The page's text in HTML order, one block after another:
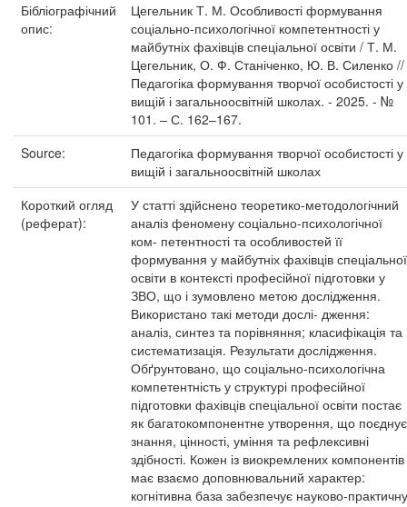
Бібліографічний
опис:
Цегельник Т. М. Особливості формування
соціально-психологічної компетентності у
майбутніх фахівців спеціальної освіти / Т. М.
Цегельник, О. Ф. Станіченко, Ю. В. Силенко //
Педагогіка формування творчої особистості у
вищій і загальноосвітній школах. - 2025. - №
101. – С. 162–167.
Source:
Педагогіка формування творчої особистості у
вищій і загальноосвітній школах
Короткий огляд
(реферат):
У статті здійснено теоретико-методологічний
аналіз феномену соціально-психологічної
ком- петентності та особливостей її
формування у майбутніх фахівців спеціальної
освіти в контексті професійної підготовки у
ЗВО, що і зумовлено метою дослідження.
Використано такі методи дослі- дження:
аналіз, синтез та порівняння; класифікація та
систематизація. Результати дослідження.
Обґрунтовано, що соціально-психологічна
компетентність у структурі професійної
підготовки фахівців спеціальної освіти постає
як багатокомпонентне утворення, що поєднує
знання, цінності, уміння та рефлексивні
здібності. Кожен із виокремлених компонентів
має взаємо доповнювальний характер:
когнітивна база забезпечує науково-практичну